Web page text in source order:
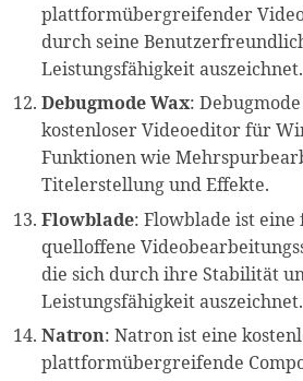
plattformübergreifender
durch seine
Leistungsfähigkeit auszeichnet.
Debugmode Wax:
kostenloser Videoeditor für
Funktionen wie
Titelerstellung und Effekte.
Flowblade: Flowblade ist
quelloffene
die sich durch ihre Stabilität
Leistungsfähigkeit auszeichnet.
Natron: Natron ist eine
plattformübergreifende